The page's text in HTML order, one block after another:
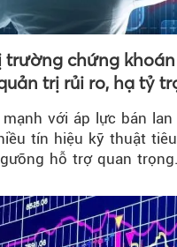
trường chứng
trị rủi ro, hạ tỷ
với áp lực bán lan
tín hiệu kỹ thuật
hỗ trợ quan